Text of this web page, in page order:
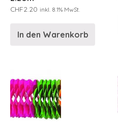
CHF2.20 inkl. 8.1% MwSt.
In den Warenkorb